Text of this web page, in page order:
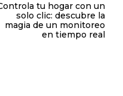
tu hogar con un
solo clic: descubre la
magia de un monitoreo
en tiempo real